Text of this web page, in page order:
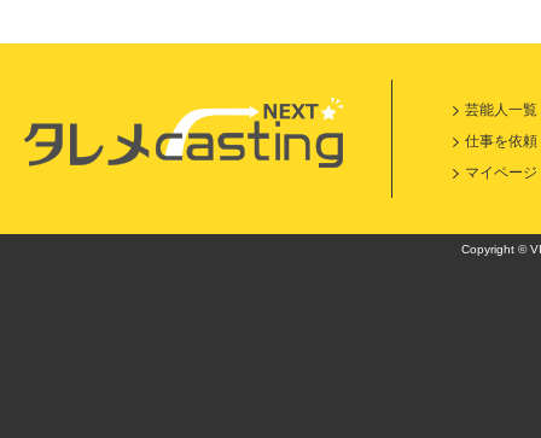
芸能人一覧
仕事を依頼
マイページ
Copyright ©